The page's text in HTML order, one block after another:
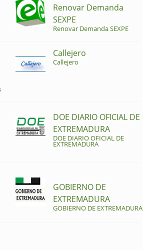
Renovar Demanda
SEXPE
Renovar Demanda SEXPE
Callejero
Callejero
DOE DIARIO OFICIAL DE
EXTREMADURA
DOE DIARIO OFICIAL DE
EXTREMADURA
GOBIERNO DE
EXTREMADURA
GOBIERNO DE EXTREMADURA